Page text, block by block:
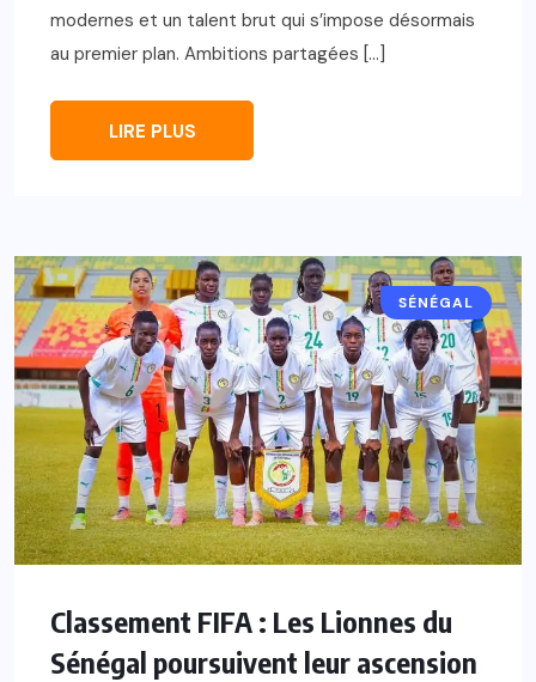
modernes et un talent brut qui s’impose désormais
au premier plan. Ambitions partagées […]
LIRE PLUS
SÉNÉGAL
Classement FIFA : Les Lionnes du
Sénégal poursuivent leur ascension